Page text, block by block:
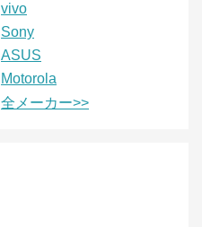
vivo
Sony
ASUS
Motorola
全メーカー>>